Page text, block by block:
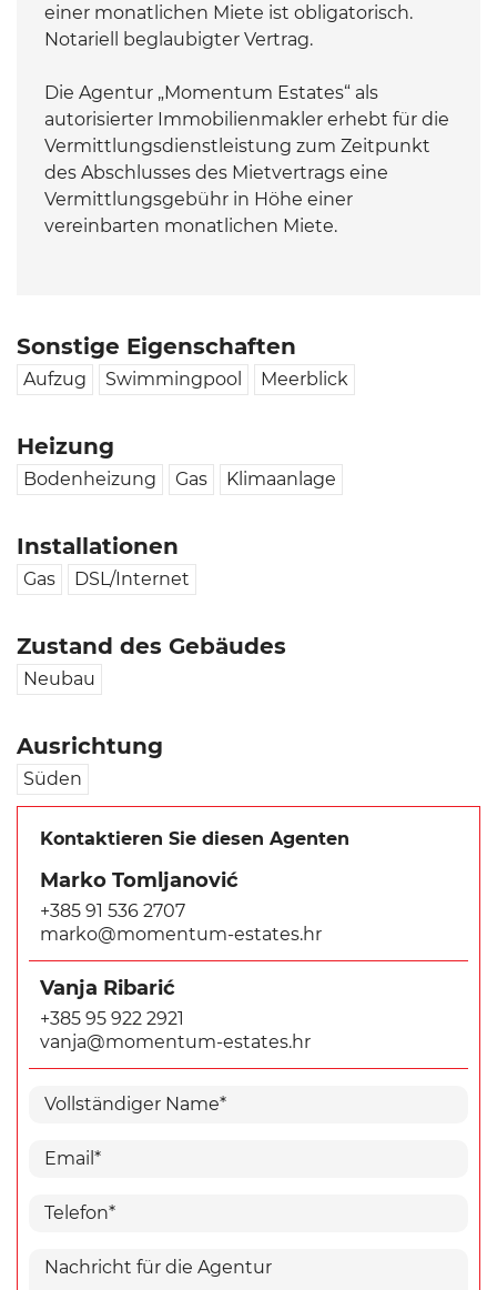
einer monatlichen Miete ist obligatorisch.
Notariell beglaubigter Vertrag.
Die Agentur „Momentum Estates“ als
autorisierter Immobilienmakler erhebt für die
Vermittlungsdienstleistung zum Zeitpunkt
des Abschlusses des Mietvertrags eine
Vermittlungsgebühr in Höhe einer
vereinbarten monatlichen Miete.
Sonstige Eigenschaften
Aufzug Swimmingpool Meerblick
Heizung
Bodenheizung Gas Klimaanlage
Installationen
Gas DSL/Internet
Zustand des Gebäudes
Neubau
Ausrichtung
Süden
Kontaktieren Sie diesen Agenten
Marko Tomljanović
+385 91 536 2707
marko@momentum-estates.hr
Vanja Ribarić
+385 95 922 2921
vanja@momentum-estates.hr